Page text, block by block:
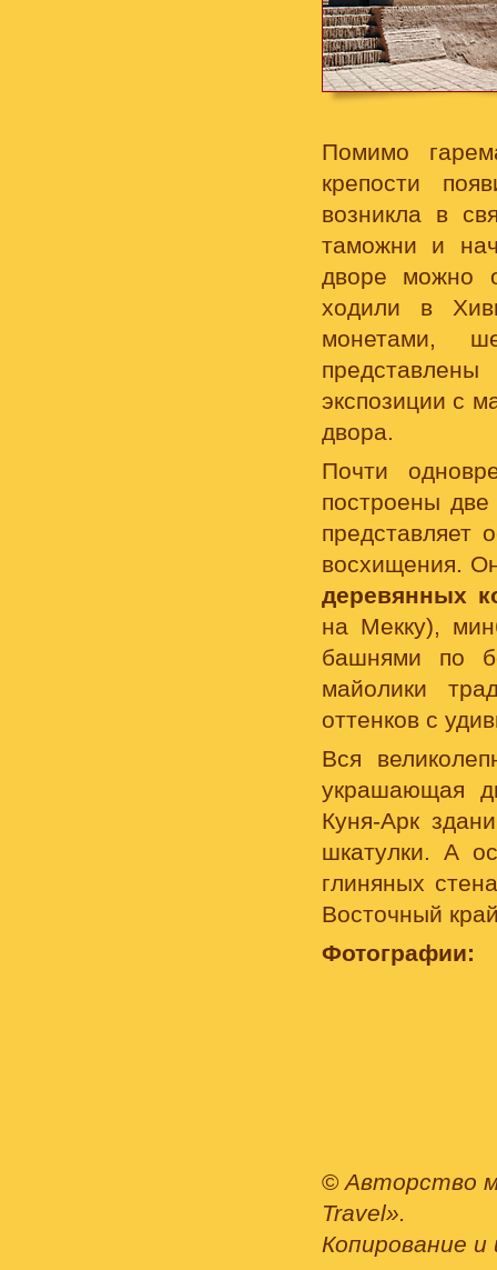
Помимо
крепости
возникла в
таможни и
дворе можно
ходили в
монетами,
экспозиции с
двора.
Почти
построены
представляет
восхищения.
деревянных
на Мекку),
башнями по
майолики
оттенков с
Вся
украшающая
Куня-Арк
шкатулки. А
глиняных
Восточный
Фотографии:
© Авторство
Travel».
Копирование